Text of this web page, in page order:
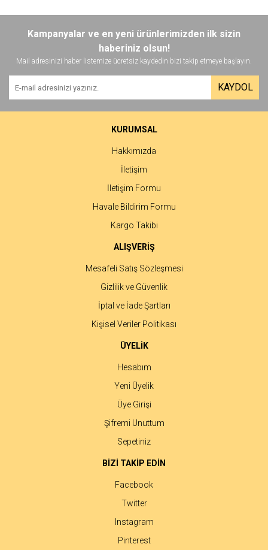
Kampanyalar ve en yeni ürünlerimizden ilk sizin
haberiniz olsun!
Mail adresinizi haber listemize ücretsiz kaydedin bizi takip etmeye başlayın.
KAYDOL
KURUMSAL
Hakkımızda
İletişim
İletişim Formu
Havale Bildirim Formu
Kargo Takibi
ALIŞVERİŞ
Mesafeli Satış Sözleşmesi
Gizlilik ve Güvenlik
İptal ve İade Şartları
Kişisel Veriler Politikası
ÜYELİK
Hesabım
Yeni Üyelik
Üye Girişi
Şifremi Unuttum
Sepetiniz
BİZİ TAKİP EDİN
Facebook
Twitter
Instagram
Pinterest